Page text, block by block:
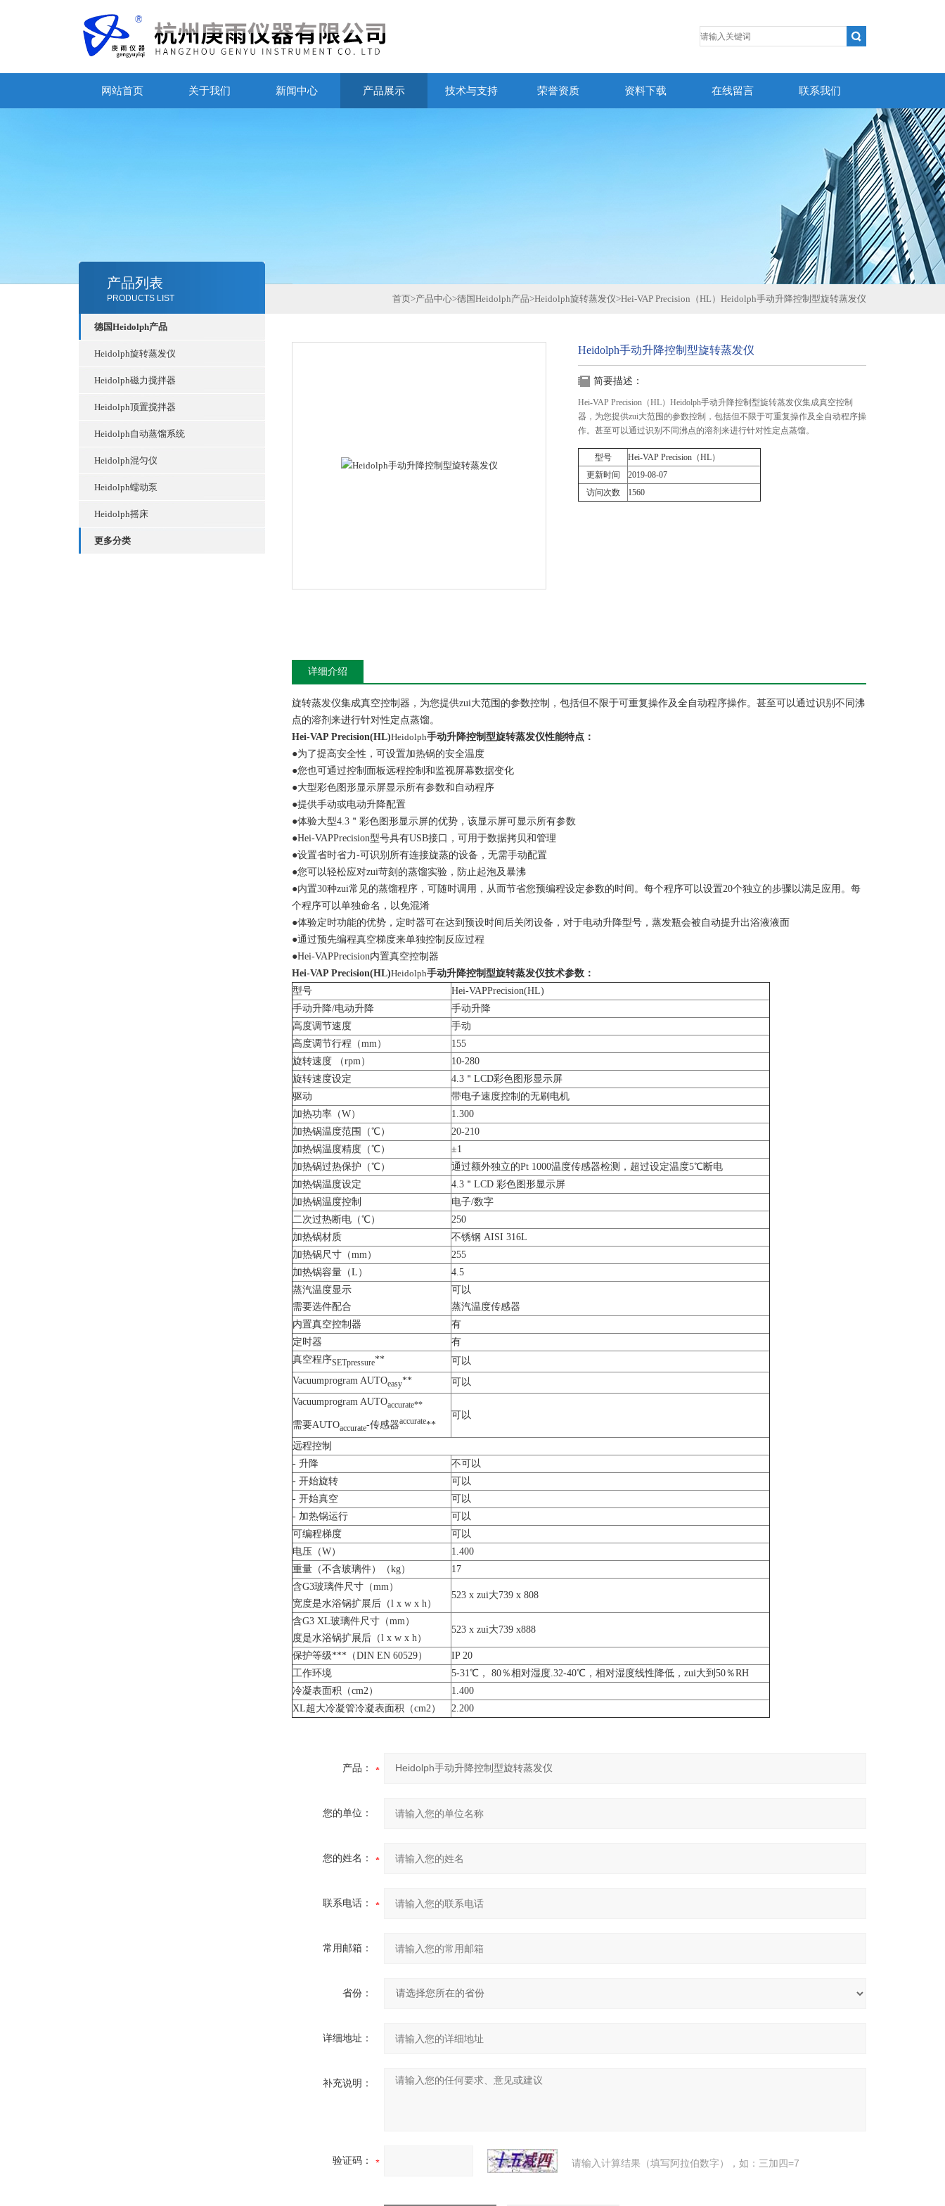
网站首页 关于我们 新闻中心 产品展示 技术与支持 荣誉资质 资料下载 在线留言 联系我们
产品列表
PRODUCTS LIST
德国Heidolph产品
Heidolph旋转蒸发仪
Heidolph磁力搅拌器
Heidolph顶置搅拌器
Heidolph自动蒸馏系统
Heidolph混匀仪
Heidolph蠕动泵
Heidolph摇床
更多分类
首页>产品中心>德国Heidolph产品>Heidolph旋转蒸发仪>Hei-VAP Precision（HL）Heidolph手动升降控制型旋转蒸发仪
Heidolph手动升降控制型旋转蒸发仪
简要描述：
Hei-VAP Precision（HL）Heidolph手动升降控制型旋转蒸发仪集成真空控制
器，为您提供zui大范围的参数控制，包括但不限于可重复操作及全自动程序操
作。甚至可以通过识别不同沸点的溶剂来进行针对性定点蒸馏。
型号
Hei-VAP Precision（HL）
更新时间
2019-08-07
访问次数
1560
详细介绍
旋转蒸发仪集成真空控制器，为您提供zui大范围的参数控制，包括但不限于可重复操作及全自动程序操作。甚至可以通过识别不同沸
点的溶剂来进行针对性定点蒸馏。
Hei-VAP Precision(HL)Heidolph手动升降控制型旋转蒸发仪性能特点：
●为了提高安全性，可设置加热锅的安全温度
●您也可通过控制面板远程控制和监视屏幕数据变化
●大型彩色图形显示屏显示所有参数和自动程序
●提供手动或电动升降配置
●体验大型4.3＂彩色图形显示屏的优势，该显示屏可显示所有参数
●Hei-VAPPrecision型号具有USB接口，可用于数据拷贝和管理
●设置省时省力-可识别所有连接旋蒸的设备，无需手动配置
●您可以轻松应对zui苛刻的蒸馏实验，防止起泡及暴沸
●内置30种zui常见的蒸馏程序，可随时调用，从而节省您预编程设定参数的时间。每个程序可以设置20个独立的步骤以满足应用。每
个程序可以单独命名，以免混淆
●体验定时功能的优势，定时器可在达到预设时间后关闭设备，对于电动升降型号，蒸发瓶会被自动提升出浴液液面
●通过预先编程真空梯度来单独控制反应过程
●Hei-VAPPrecision内置真空控制器
Hei-VAP Precision(HL)Heidolph手动升降控制型旋转蒸发仪技术参数：
型号
Hei-VAPPrecision(HL)
手动升降/电动升降
手动升降
高度调节速度
手动
高度调节行程（mm）
155
旋转速度 （rpm）
10-280
旋转速度设定
4.3＂LCD彩色图形显示屏
驱动
带电子速度控制的无刷电机
加热功率（W）
1.300
加热锅温度范围（℃）
20-210
加热锅温度精度（℃）
±1
加热锅过热保护（℃）
通过额外独立的Pt 1000温度传感器检测，超过设定温度5℃断电
加热锅温度设定
4.3＂LCD 彩色图形显示屏
加热锅温度控制
电子/数字
二次过热断电（℃）
250
加热锅材质
不锈钢 AISI 316L
加热锅尺寸（mm）
255
加热锅容量（L）
4.5
蒸汽温度显示
需要选件配合
可以
蒸汽温度传感器
内置真空控制器
有
定时器
有
真空程序SETpressure**
可以
Vacuumprogram AUTOeasy**
可以
Vacuumprogram AUTOaccurate**
需要AUTOaccurate-传感器accurate**
可以
远程控制
- 升降
不可以
- 开始旋转
可以
- 开始真空
可以
- 加热锅运行
可以
可编程梯度
可以
电压（W）
1.400
重量（不含玻璃件）（kg）
17
含G3玻璃件尺寸（mm）
宽度是水浴锅扩展后（l x w x h）
523 x zui大739 x 808
含G3 XL玻璃件尺寸（mm）
度是水浴锅扩展后（l x w x h）
523 x zui大739 x888
保护等级***（DIN EN 60529）
IP 20
工作环境
5-31℃， 80％相对湿度.32-40℃，相对湿度线性降低，zui大到50％RH
冷凝表面积（cm2）
1.400
XL超大冷凝管冷凝表面积（cm2）
2.200
产品：
您的单位：
您的姓名：
联系电话：
常用邮箱：
省份：
详细地址：
补充说明：
验证码： 请输入计算结果（填写阿拉伯数字），如：三加四=7